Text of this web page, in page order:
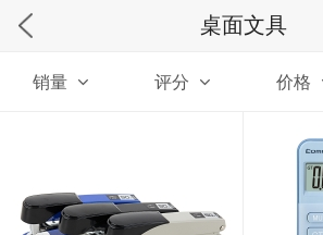
桌面文具
销量 评分 价格